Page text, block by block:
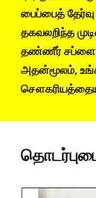
பைப்பைத் தேர்வு
தகவலறிந்த
தண்ணீர் சப்ளை
அதன்மூலம்,